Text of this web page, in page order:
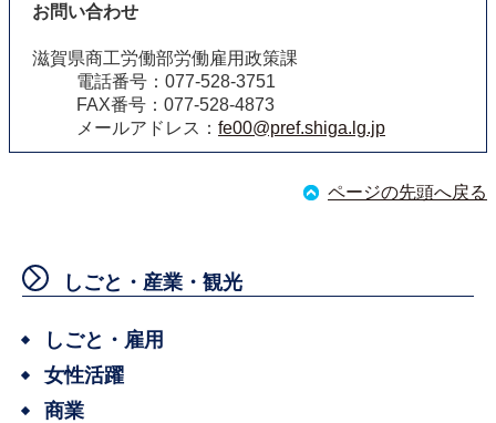
お問い合わせ
滋賀県商工労働部労働雇用政策課
電話番号：077-528-3751
FAX番号：077-528-4873
メールアドレス： fe00@pref.shiga.lg.jp
ページの先頭へ戻る
しごと・産業・観光
しごと・雇用
女性活躍
商業